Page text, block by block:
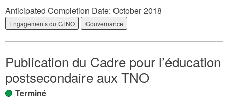
Anticipated Completion Date: October 2018
Engagements du GTNO Gouvernance
Publication du Cadre pour l’éducation
postsecondaire aux TNO
Terminé